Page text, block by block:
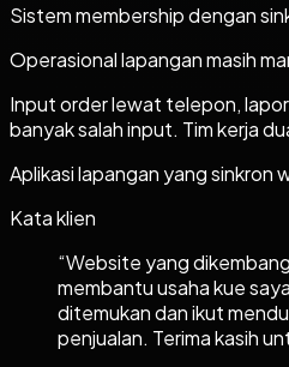
Sistem membership dengan
Operasional lapangan masih
Input order lewat telepon,
banyak salah input. Tim kerja
Aplikasi lapangan yang sinkron
Kata klien
“Website yang
membantu usaha kue
ditemukan dan ikut
penjualan. Terima kasih